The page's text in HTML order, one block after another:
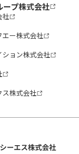
ープ株式会社
社
エー株式会社
ョン株式会社
ス株式会社